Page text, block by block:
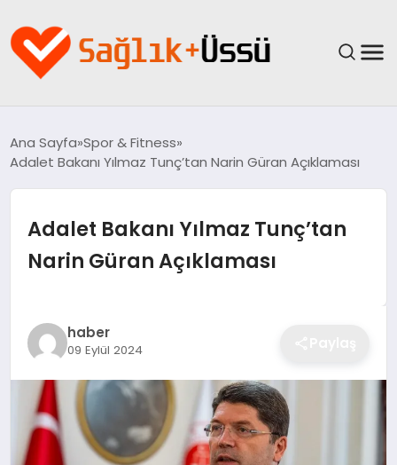
SAĞLIK
GÜNCEL
BESLENME
Ana Sayfa Spor & Fitness
Adalet Bakanı Yılmaz Tunç’tan Narin Güran Açıklaması
Adalet Bakanı Yılmaz Tunç’tan
Narin Güran Açıklaması
haber
09 Eylül 2024